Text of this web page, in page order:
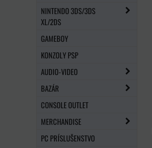
NINTENDO 3DS/3DS
XL/2DS
GAMEBOY
KONZOLY PSP
AUDIO-VIDEO
BAZÁR
CONSOLE OUTLET
MERCHANDISE
PC PRÍSLUŠENSTVO